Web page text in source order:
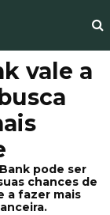
vale a
pode ser
chances de
a fazer mais